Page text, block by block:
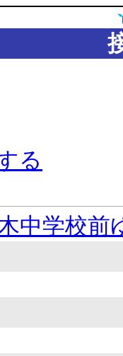
る
中学校